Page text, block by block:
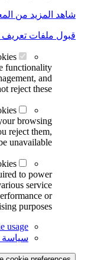
شاهد المزيد من
قبول ملفات تعريف
functionality
and
reject these.
browsing
reject them,
unavailable.
to power
service
or
purposes.
usage
سياسة